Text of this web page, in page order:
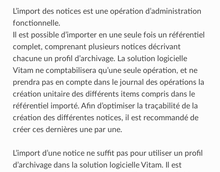
L’import des notices est une opération d’administration
fonctionnelle.
Il est possible d’importer en une seule fois un référentiel
complet, comprenant plusieurs notices décrivant
chacune un profil d’archivage. La solution logicielle
Vitam ne comptabilisera qu’une seule opération, et ne
prendra pas en compte dans le journal des opérations la
création unitaire des différents items compris dans le
référentiel importé. Afin d’optimiser la traçabilité de la
création des différentes notices, il est recommandé de
créer ces dernières une par une.
L’import d’une notice ne suffit pas pour utiliser un profil
d’archivage dans la solution logicielle Vitam. Il est